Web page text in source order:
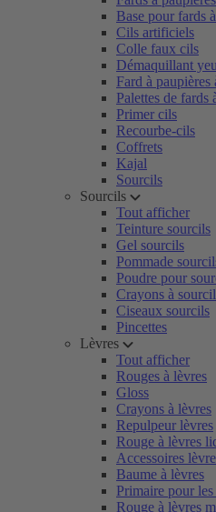
Base pour fards
Cils artificiels
Colle faux cils
Démaquillant
Fard à paupières
Palettes de fards
Primer cils
Recourbe-cils
Coffrets
Kajal
Sourcils
Sourcils
Tout afficher
Teinture sourcils
Gel sourcils
Pommade
Poudre pour
Crayons à
Ciseaux sourcils
Pincettes
Lèvres
Tout afficher
Rouges à lèvres
Gloss
Crayons à lèvres
Repulpeur lèvres
Rouge à lèvres
Accessoires
Baume à lèvres
Primaire pour
Rouge à lèvres